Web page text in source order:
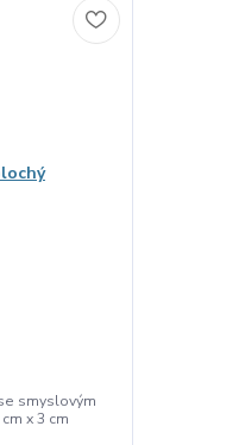
smyslovým
x 3 cm